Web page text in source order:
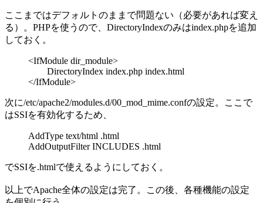
ここまではデフォルトのままで問題ない（必要があれば変え
る）。PHPを使うので、DirectoryIndexのみはindex.phpを追加
しておく。
<IfModule dir_module>
DirectoryIndex index.php index.html
</IfModule>
次に/etc/apache2/modules.d/00_mod_mime.confの設定。ここで
はSSIを有効化するため、
AddType text/html .html
AddOutputFilter INCLUDES .html
でSSIを.htmlで使えるようにしておく。
以上でApache全体の設定は完了。この後、各種機能の設定